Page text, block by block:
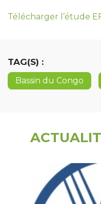
Télécharger l’étude
TAG(S) :
Bassin du Congo